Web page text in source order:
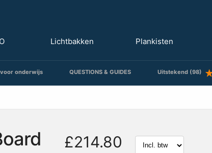
Lichtbakken Plankisten
onderwijs QUESTIONS & GUIDES Uitstekend (98)
£214.80